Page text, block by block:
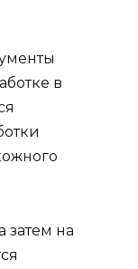
в
затем на